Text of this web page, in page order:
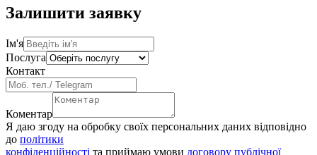
Залишити заявку
Ім'я
Послуга
Контакт
Коментар
Я даю згоду на обробку своїх персональних даних відповідно
до політики
конфіденційності та приймаю умови договору публічної